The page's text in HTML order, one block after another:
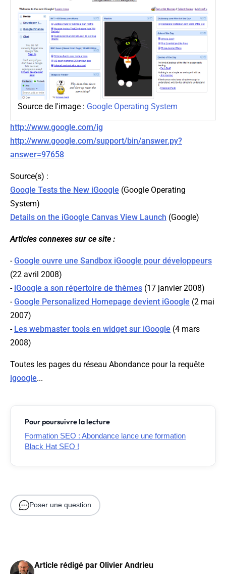
Source de l'image : Google Operating System
http://www.google.com/ig
http://www.google.com/support/bin/answer.py?
answer=97658
Source(s) :
Google Tests the New iGoogle (Google Operating
System)
Details on the iGoogle Canvas View Launch (Google)
Articles connexes sur ce site :
-Google ouvre une Sandbox iGoogle pour développeurs
(22 avril 2008)
- iGoogle a son répertoire de thèmes (17 janvier 2008)
-Google Personalized Homepage devient iGoogle (2 mai
2007)
- Les webmaster tools en widget sur iGoogle (4 mars
2008)
Toutes les pages du réseau Abondance pour la requête
igoogle...
Pour poursuivre la lecture
Formation SEO : Abondance lance une formation
Black Hat SEO !
Poser une question
Article rédigé par Olivier Andrieu